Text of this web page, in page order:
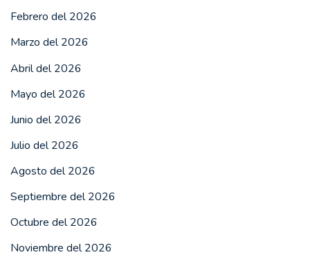
Febrero del 2026
Marzo del 2026
Abril del 2026
Mayo del 2026
Junio del 2026
Julio del 2026
Agosto del 2026
Septiembre del 2026
Octubre del 2026
Noviembre del 2026